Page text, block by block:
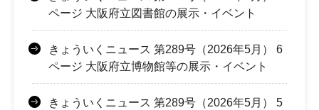
ページ 大阪府立図書館の展示・イベント
きょういくニュース 第289号（2026年5月） 6
ページ 大阪府立博物館等の展示・イベント
きょういくニュース 第289号（2026年5月） 5